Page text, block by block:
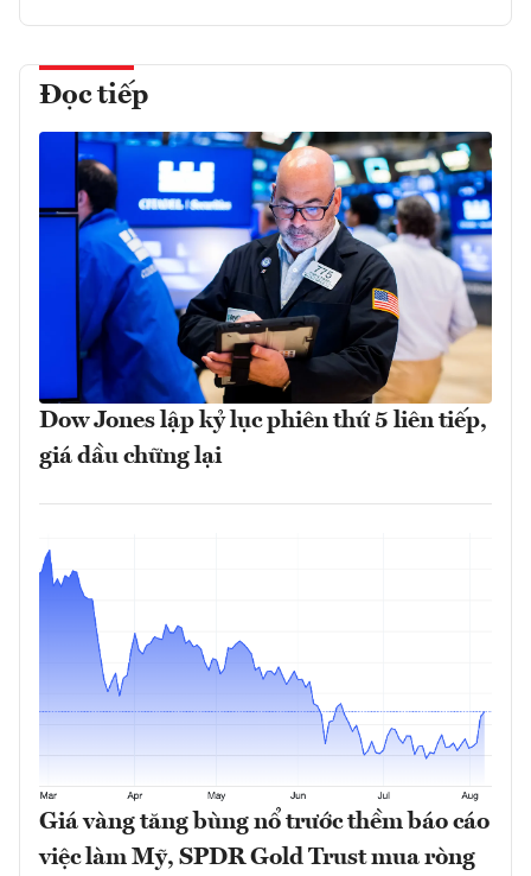
Đọc tiếp
Dow Jones lập kỷ lục phiên thứ 5 liên tiếp,
giá dầu chững lại
Giá vàng tăng bùng nổ trước thềm báo cáo
việc làm Mỹ, SPDR Gold Trust mua ròng